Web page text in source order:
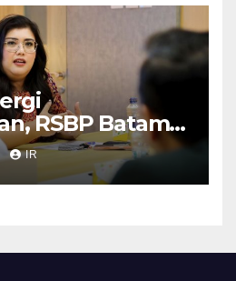
RSBP Batam
Ketersediaan
IR